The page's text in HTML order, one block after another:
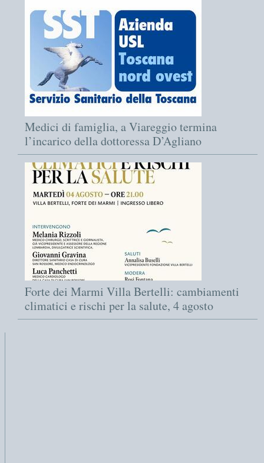
Medici di famiglia, a Viareggio termina
l’incarico della dottoressa D’Agliano
Forte dei Marmi Villa Bertelli: cambiamenti
climatici e rischi per la salute, 4 agosto